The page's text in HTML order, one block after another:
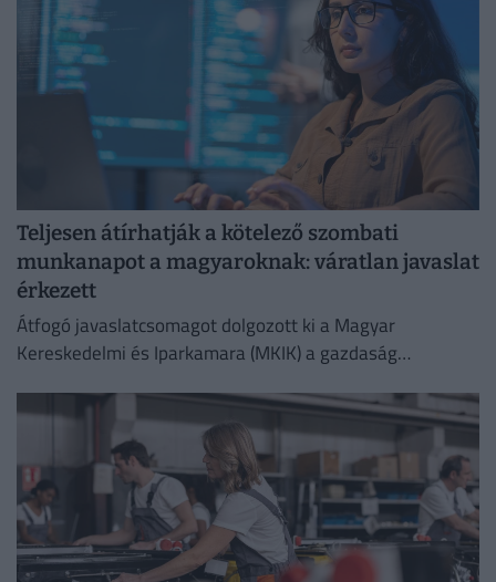
Teljesen átírhatják a kötelező szombati
munkanapot a magyaroknak: váratlan javaslat
érkezett
Átfogó javaslatcsomagot dolgozott ki a Magyar
Kereskedelmi és Iparkamara (MKIK) a gazdaság
kezelése érdekében.